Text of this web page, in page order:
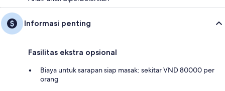
Informasi penting
Fasilitas ekstra opsional
Biaya untuk sarapan siap masak: sekitar VND 80000 per
orang